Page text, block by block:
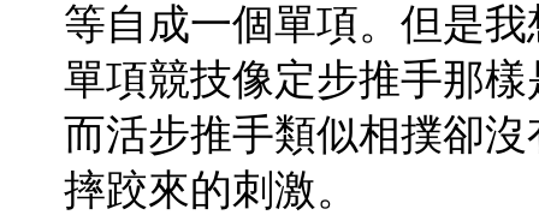
等自成一個單項。但是
單項競技像定步推手那
而活步推手類似相撲卻
摔跤來的刺激。